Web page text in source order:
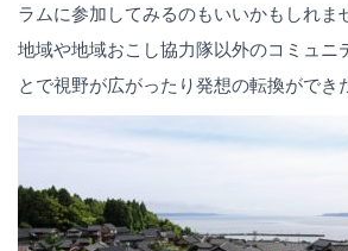
ラムに参加してみるのもいいかもしれま
地域や地域おこし協力隊以外のコミュニ
とで視野が広がったり発想の転換ができ